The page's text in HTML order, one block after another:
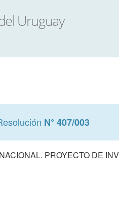
N° 407/003
PROYECTO DE